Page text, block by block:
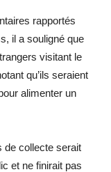
rapportés
il a souligné que
visitant le
qu’ils seraient
alimenter un
de collecte serait
et ne finirait pas